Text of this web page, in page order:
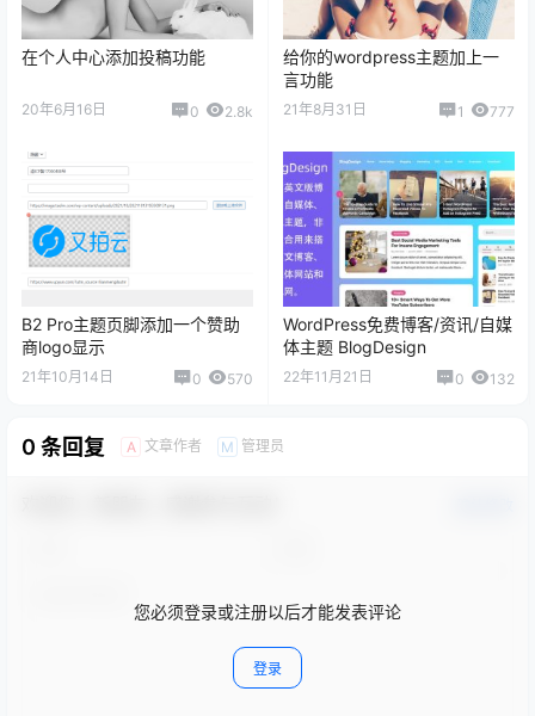
在个人中心添加投稿功能
20年6月16日 0 2.8k
给你的wordpress主题加上一
言功能
21年8月31日 1 777
B2 Pro主题页脚添加一个赞助
商logo显示
21年10月14日 0 570
WordPress免费博客/资讯/自媒
体主题 BlogDesign
22年11月21日 0 132
0 条回复 A 文章作者 M 管理员
您必须登录或注册以后才能发表评论
登录